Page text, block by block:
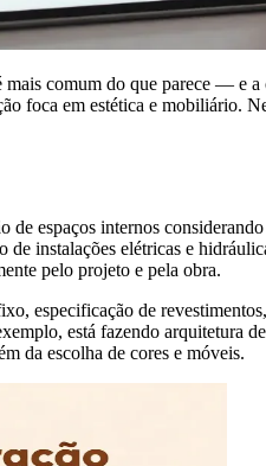
comum do que parece — e
foca em estética e mobiliário.
espaços internos
instalações elétricas e
pelo projeto e pela obra.
especificação de
está fazendo arquitetura
da escolha de cores e móveis.